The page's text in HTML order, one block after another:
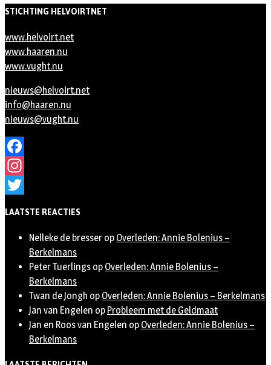
STICHTING HELVOIRTNET
www.helvoirt.net
www.haaren.nu
www.vught.nu
nieuws@helvoirt.net
info@haaren.nu
nieuws@vught.nu
Facebook
Instagram
LAATSTE REACTIES
Nelleke de bresser op Overleden: Annie Bolenius –
Berkelmans
Peter Tuerlings op Overleden: Annie Bolenius –
Berkelmans
Twan de Jongh op Overleden: Annie Bolenius – Berkelmans
Jan van Engelen op Probleem met de Geldmaat
Jan en Roos van Engelen op Overleden: Annie Bolenius –
Berkelmans